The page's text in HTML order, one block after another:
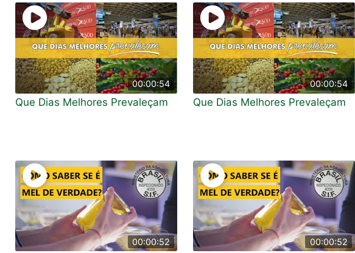
00:00:54
Que Dias Melhores Prevaleçam
00:00:54
Que Dias Melhores Prevaleçam
00:00:52 00:00:52